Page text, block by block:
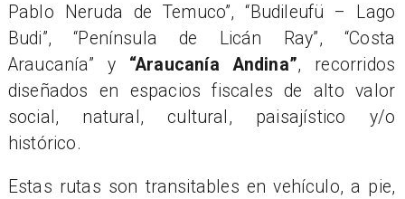
Pablo Neruda de Temuco”, “Budileufü – Lago
Budi”, “Península de Licán Ray”, “Costa
Araucanía” y “Araucanía Andina”, recorridos
diseñados en espacios fiscales de alto valor
social, natural, cultural, paisajístico y/o
histórico.
Estas rutas son transitables en vehículo, a pie,